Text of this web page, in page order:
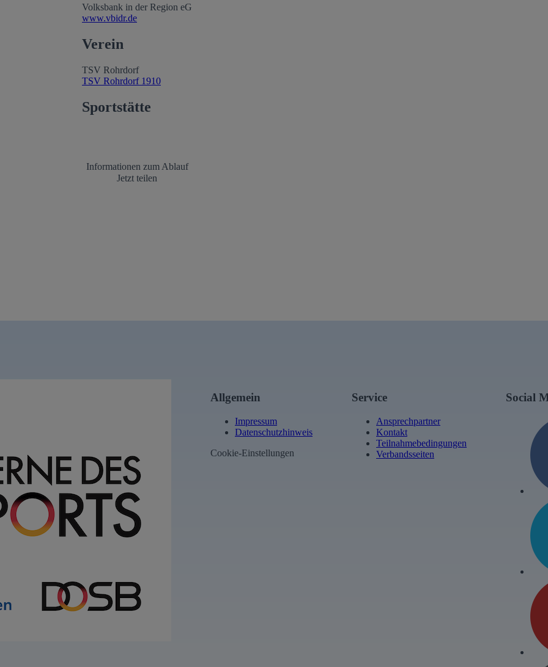
Volksbank in der Region eG
www.vbidr.de
Verein
TSV Rohrdorf
TSV Rohrdorf 1910
Sportstätte
Informationen zum Ablauf
Jetzt teilen
Allgemein
Impressum
Datenschutzhinweis
Cookie-Einstellungen
Service
Ansprechpartner
Kontakt
Teilnahmebedingungen
Verbandsseiten
Social